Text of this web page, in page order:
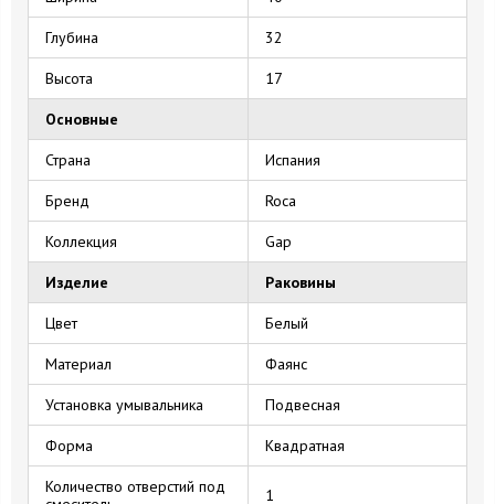
Глубина 32
Высота 17
Основные
Страна Испания
Бренд Roca
Коллекция Gap
Изделие Раковины
Цвет Белый
Материал Фаянс
Установка умывальника Подвесная
Форма Квадратная
Количество отверстий под
1